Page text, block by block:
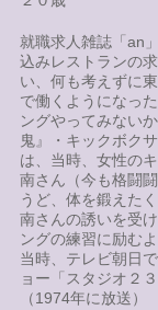
就職求人雑誌「an
込みレストランの
い、何も考えずに
で働くようになっ
ングやってみない
鬼』・キックボク
は、当時、女性の
南さん（今も格闘
うど、体を鍛えた
南さんの誘いを受
ングの練習に励む
当時、テレビ朝日
ョー「スタジオ２
（1974年に放送）